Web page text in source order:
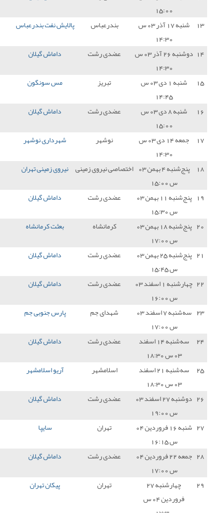
پالایش نفت بندرعباس 0 - 0 داماش گیلان
رشت داماش گیلان 0 - 0 مس کرمان
مس سونگون 4 - 0 داماش گیلان
رشت داماش گیلان 0 - 1 فجر سپاسی
نوشهر شهرداری نوشهر 5 - 0 داماش گیلان
نیروی زمینی نیروی زمینی تهران 1 - 1 داماش گیلان
رشت داماش گیلان 1 - 0 مس شهربابک
بعثت کرمانشاه 0 - 0 داماش گیلان
رشت داماش گیلان 0 - 1 نفت مسجد سلیمان
رشت داماش گیلان 2 - 1 شهر راز شیراز
جم پارس جنوبی جم 2 - 1 داماش گیلان
رشت داماش گیلان 1 - 1 نفت و گاز گچساران
آریو اسلامشهر 1 - 0 داماش گیلان
رشت داماش گیلان 0 - 0 صنعت نفت آبادان
سایپا 2 - 1 داماش گیلان
رشت داماش گیلان 3 - 0 شهرداری آستارا
پیکان تهران 3 - 0 داماش گیلان